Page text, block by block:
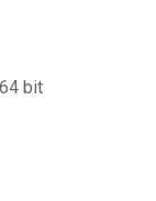
bit